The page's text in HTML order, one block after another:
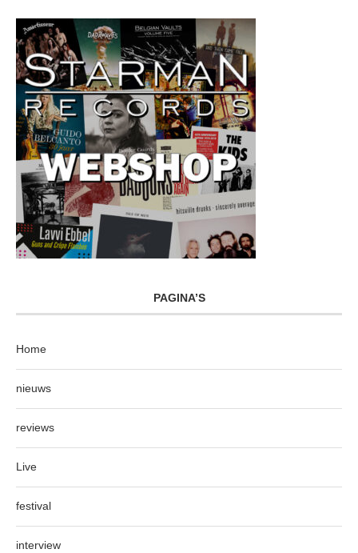
PAGINA’S
Home
nieuws
reviews
Live
festival
interview